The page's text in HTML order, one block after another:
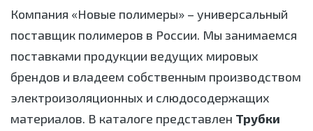
Компания «Новые полимеры» – универсальный
поставщик полимеров в России. Мы занимаемся
поставками продукции ведущих мировых
брендов и владеем собственным производством
электроизоляционных и слюдосодержащих
материалов. В каталоге представлен Трубки